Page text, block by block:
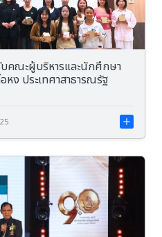
คณะผู้บริหารและนักศึกษา
หง ประเทศาสาธารณรัฐ
25